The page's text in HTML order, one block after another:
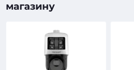
магазину